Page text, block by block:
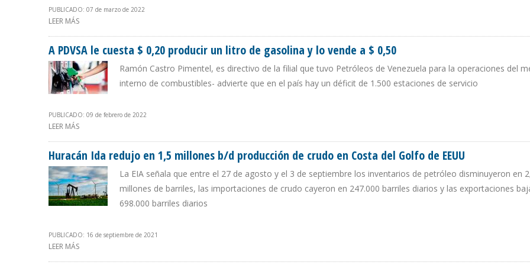
PUBLICADO: 07 de marzo de 2022
LEER MÁS
A PDVSA le cuesta $ 0,20 producir un litro de gasolina y lo vende a $ 0,50
Ramón Castro Pimentel, es directivo de la filial que tuvo Petróleos de Venezuela para la operaciones del
interno de combustibles- advierte que en el país hay un déficit de 1.500 estaciones de servicio
PUBLICADO: 09 de febrero de 2022
LEER MÁS
Huracán Ida redujo en 1,5 millones b/d producción de crudo en Costa del Golfo de EEUU
La EIA señala que entre el 27 de agosto y el 3 de septiembre los inventarios de petróleo disminuyeron en
millones de barriles, las importaciones de crudo cayeron en 247.000 barriles diarios y las exportaciones
698.000 barriles diarios
PUBLICADO: 16 de septiembre de 2021
LEER MÁS